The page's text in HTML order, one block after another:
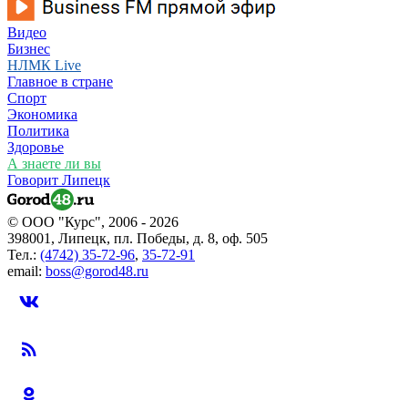
Видео
Бизнес
НЛМК Live
Главное в стране
Спорт
Экономика
Политика
Здоровье
А знаете ли вы
Говорит Липецк
© ООО "Курс", 2006 - 2026
398001, Липецк, пл. Победы, д. 8, оф. 505
Тел.: (4742) 35-72-96, 35-72-91
email: boss@gorod48.ru